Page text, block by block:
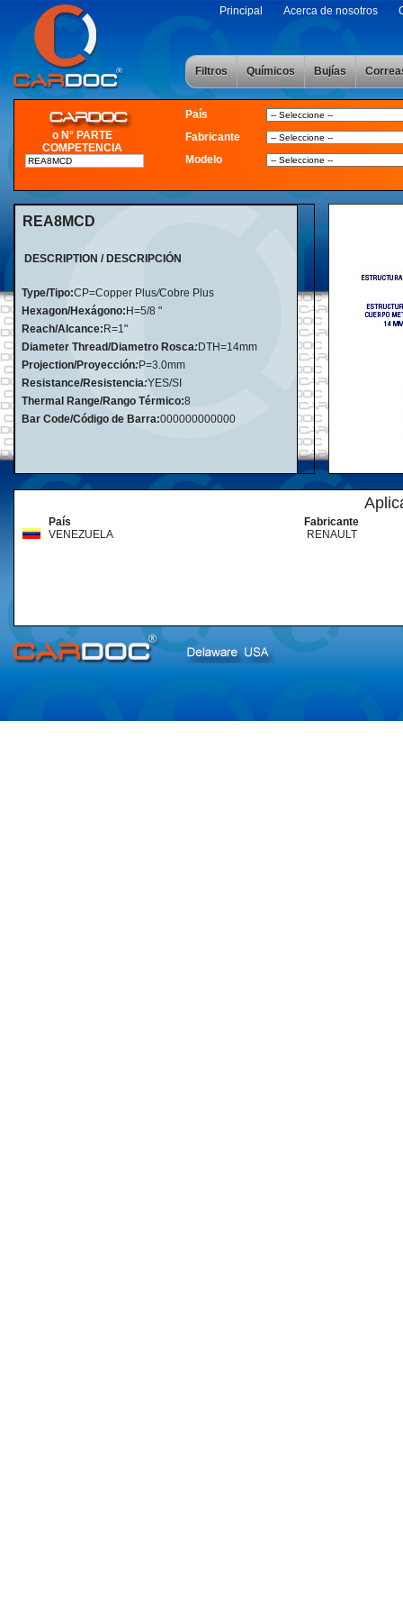
Principal Acerca de nosotros
Filtros Químicos Bujías
o N° PARTE
COMPETENCIA
País
Fabricante
Modelo
REA8MCD
DESCRIPTION / DESCRIPCIÓN
Type/Tipo:CP=Copper Plus/Cobre Plus
Hexagon/Hexágono: H=5/8 "
Reach/Alcance: R=1"
Diameter Thread/Diametro Rosca:DTH=14mm
Projection/Proyección:P=3.0mm
Resistance/Resistencia:YES/SI
Thermal Range/Rango Térmico:8
Bar Code/Código de Barra:000000000000
País
Fabricante
VENEZUELA
RENAULT